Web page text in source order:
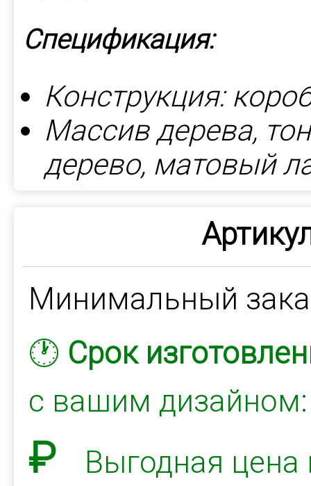
Спецификация:
Конструкция:
Массив дерева,
дерево, матовый
Минимальный
🕐 Срок
с вашим
₽ Выгодная